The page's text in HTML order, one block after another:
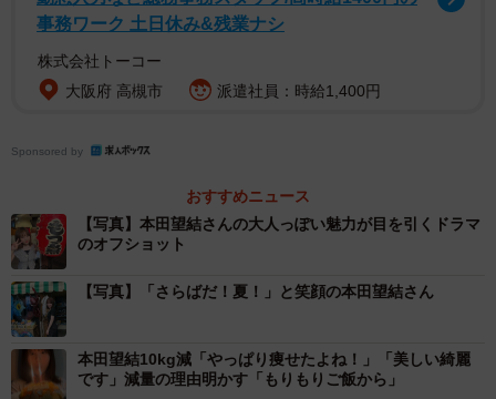
事務ワーク 土日休み&残業ナシ
株式会社トーコー
大阪府 高槻市
派遣社員：時給1,400円
Sponsored by
おすすめニュース
【写真】本田望結さんの大人っぽい魅力が目を引くドラマ
のオフショット
【写真】「さらばだ！夏！」と笑顔の本田望結さん
本田望結10kg減「やっぱり痩せたよね！」「美しい綺麗
です」減量の理由明かす「もりもりご飯から」